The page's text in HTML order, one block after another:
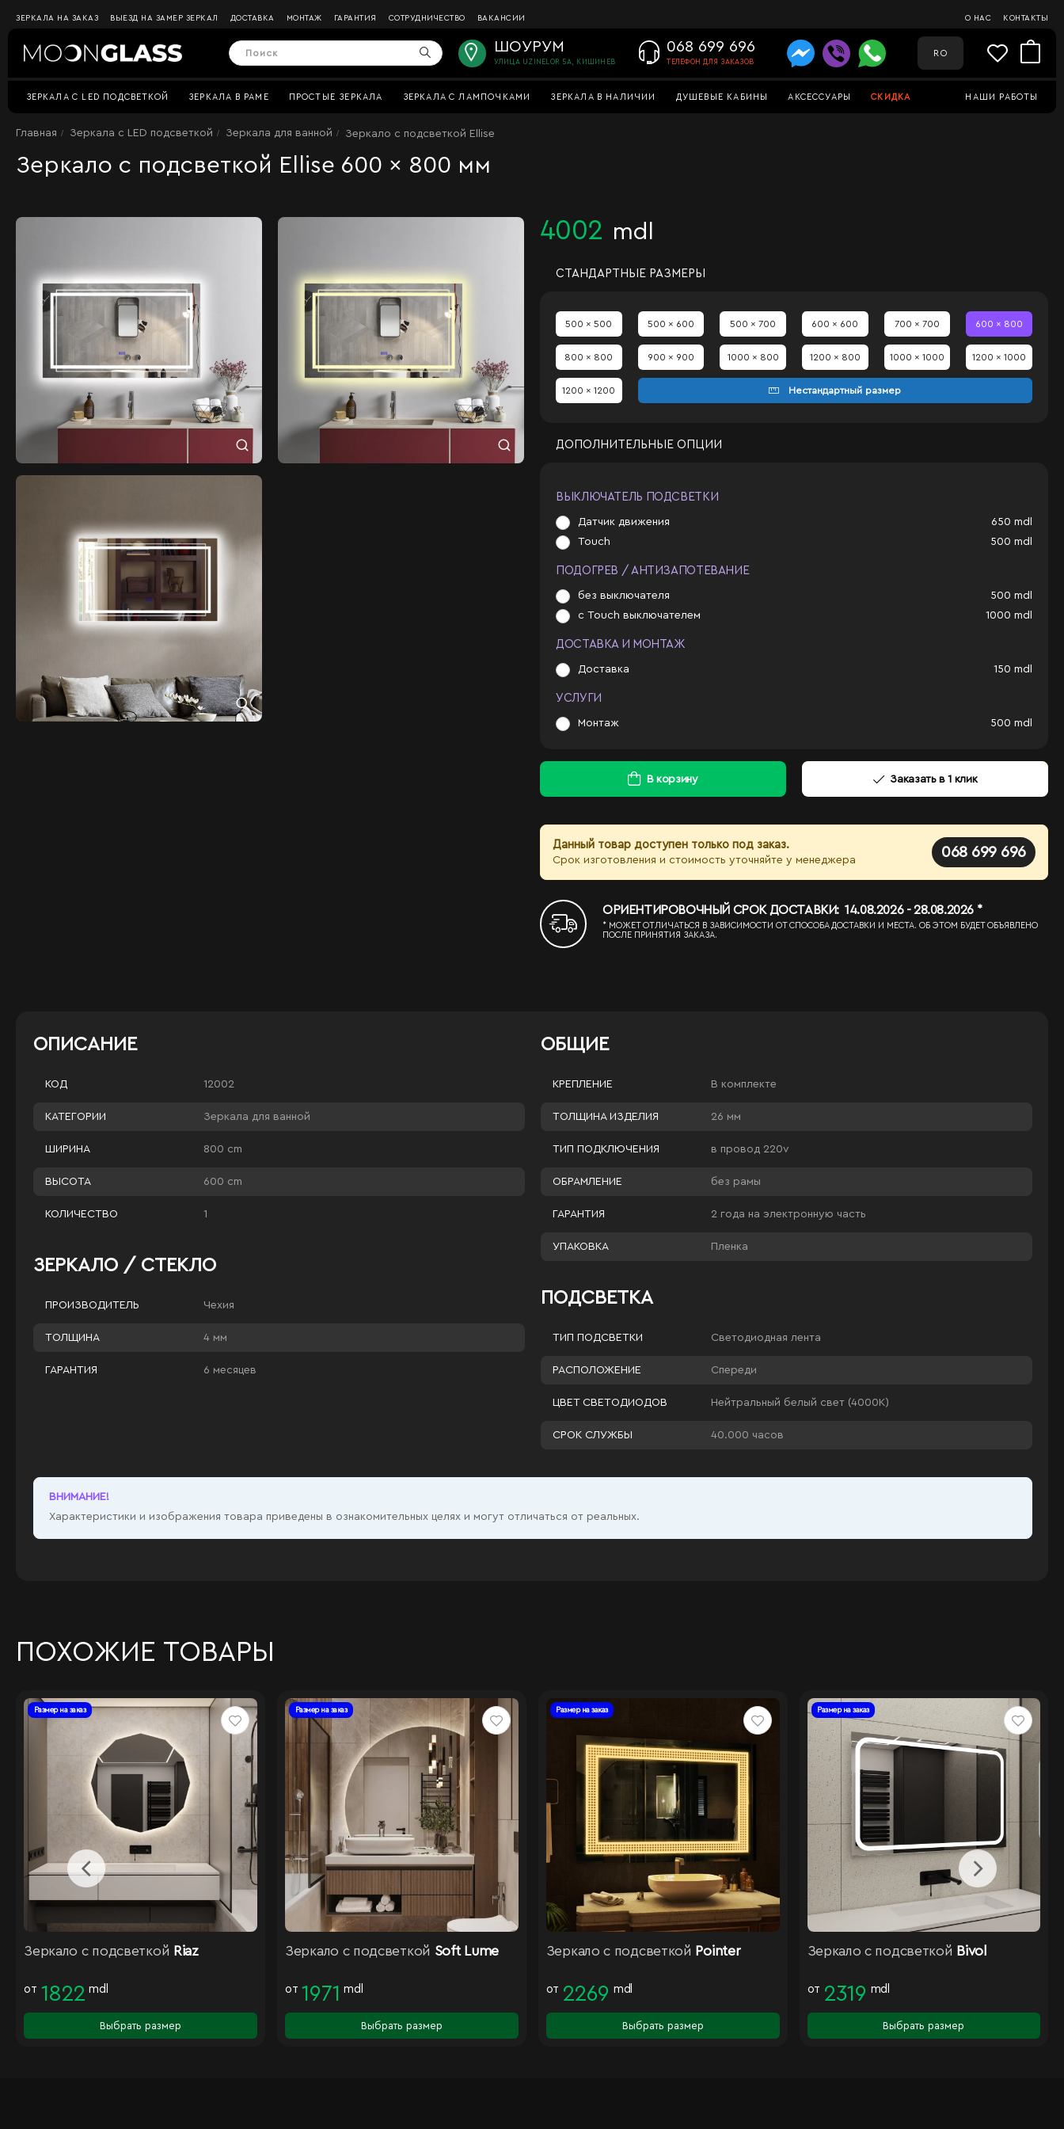
ЗЕРКАЛА НА ЗАКАЗ ВЫЕЗД НА ЗАМЕР ЗЕРКАЛ ДОСТАВКА МОНТАЖ ГАРАНТИЯ СОТРУДНИЧЕСТВО ВАКАНСИИ О НАС КОНТАКТЫ
ШОУРУМ
УЛИЦА UZINELOR 5A, КИШИНЕВ
068 699 696
ТЕЛЕФОН ДЛЯ ЗАКАЗОВ
RO
ЗЕРКАЛА C LED ПОДСВЕТКОЙ ЗЕРКАЛА В РАМЕ ПРОСТЫЕ ЗЕРКАЛА ЗЕРКАЛА С ЛАМПОЧКАМИ ЗЕРКАЛА В НАЛИЧИИ ДУШЕВЫЕ КАБИНЫ АКСЕССУАРЫ СКИДКА НАШИ РАБОТЫ
Главная Зеркала c LED подсветкой Зеркала для ванной Зеркало с подсветкой Ellise
Зеркало с подсветкой Ellise 600 x 800 мм
4002 mdl
СТАНДАРТНЫЕ РАЗМЕРЫ
500 x 500 500 x 600 500 x 700 600 x 600 700 x 700 600 x 800
800 x 800 900 x 900 1000 x 800 1200 x 800 1000 x 1000 1200 x 1000
1200 x 1200 Нестандартный размер
ДОПОЛНИТЕЛЬНЫЕ ОПЦИИ
ВЫКЛЮЧАТЕЛЬ ПОДСВЕТКИ
Датчик движения 650 mdl
Touch
500 mdl
ПОДОГРЕВ / АНТИЗАПОТЕВАНИЕ
без выключателя 500 mdl
с Touch выключателем
1000 mdl
ДОСТАВКА И МОНТАЖ
Доставка 150 mdl
УСЛУГИ
Монтаж 500 mdl
В корзину Заказать в 1 клик
Данный товар доступен только под заказ.
Срок изготовления и стоимость уточняйте у менеджера 068 699 696
ОРИЕНТИРОВОЧНЫЙ СРОК ДОСТАВКИ: 14.08.2026 - 28.08.2026 *
* МОЖЕТ ОТЛИЧАТЬСЯ В ЗАВИСИМОСТИ ОТ СПОСОБА ДОСТАВКИ И МЕСТА. ОБ ЭТОМ БУДЕТ ОБЪЯВЛЕНО
ПОСЛЕ ПРИНЯТИЯ ЗАКАЗА.
ОПИСАНИЕ
КОД 12002
КАТЕГОРИИ Зеркала для ванной
ШИРИНА 800 cm
ВЫСОТА 600 cm
КОЛИЧЕСТВО 1
ОБЩИЕ
КРЕПЛЕНИЕ В комплекте
ТОЛЩИНА ИЗДЕЛИЯ 26 мм
ТИП ПОДКЛЮЧЕНИЯ в провод 220v
ОБРАМЛЕНИЕ без рамы
ГАРАНТИЯ 2 года на электронную часть
УПАКОВКА Пленка
ЗЕРКАЛО / СТЕКЛО
ПРОИЗВОДИТЕЛЬ Чехия
ТОЛЩИНА 4 мм
ГАРАНТИЯ 6 месяцев
ПОДСВЕТКА
ТИП ПОДСВЕТКИ Светодиодная лента
РАСПОЛОЖЕНИЕ Спереди
ЦВЕТ СВЕТОДИОДОВ Нейтральный белый свет (4000К)
СРОК СЛУЖБЫ 40.000 часов
ВНИМАНИЕ!
Характеристики и изображения товара приведены в ознакомительных целях и могут отличаться от реальных.
ПОХОЖИЕ ТОВАРЫ
Размер на заказ
Зеркало с подсветкой Riaz
от 1822 mdl
Выбрать размер
Размер на заказ
Зеркало с подсветкой Soft Lume
от 1971 mdl
Выбрать размер
Размер на заказ
Зеркало с подсветкой Pointer
от 2269 mdl
Выбрать размер
Размер на заказ
Зеркало с подсветкой Bivol
от 2319 mdl
Выбрать размер